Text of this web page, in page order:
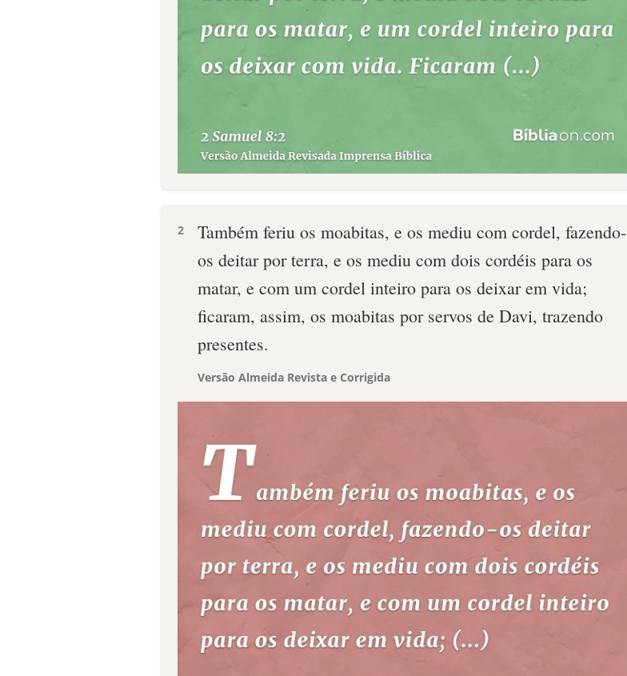
2
Também feriu os moabitas, e os mediu com cordel, fazendo-
os deitar por terra, e os mediu com dois cordéis para os
matar, e com um cordel inteiro para os deixar em vida;
ficaram, assim, os moabitas por servos de Davi, trazendo
presentes.
Versão Almeida Revista e Corrigida